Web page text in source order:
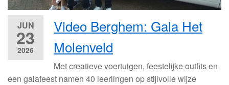
JUN
23
2026
Video Berghem: Gala Het
Molenveld
Met creatieve voertuigen, feestelijke outfits en
een galafeest namen 40 leerlingen op stijlvolle wijze